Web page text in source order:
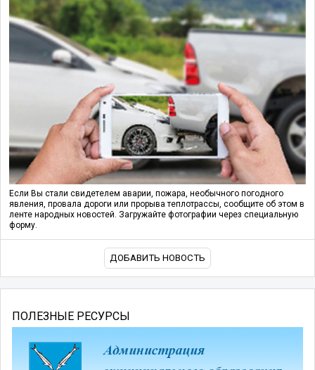
Если Вы стали свидетелем аварии, пожара, необычного погодного
явления, провала дороги или прорыва теплотрассы, сообщите об этом в
ленте народных новостей. Загружайте фотографии через специальную
форму.
ДОБАВИТЬ НОВОСТЬ
ПОЛЕЗНЫЕ РЕСУРСЫ